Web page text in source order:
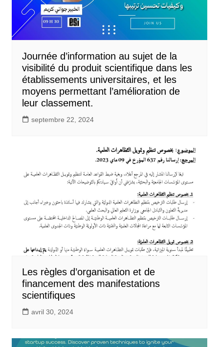
Journée d’information au sujet de la
visibilité du produit scientifique dans les
établissements universitaires, et les
moyens permettant l’amélioration de
leur classement.
septembre 22, 2024
Les règles d’organisation et de
financement des manifestations
scientifiques
avril 30, 2024